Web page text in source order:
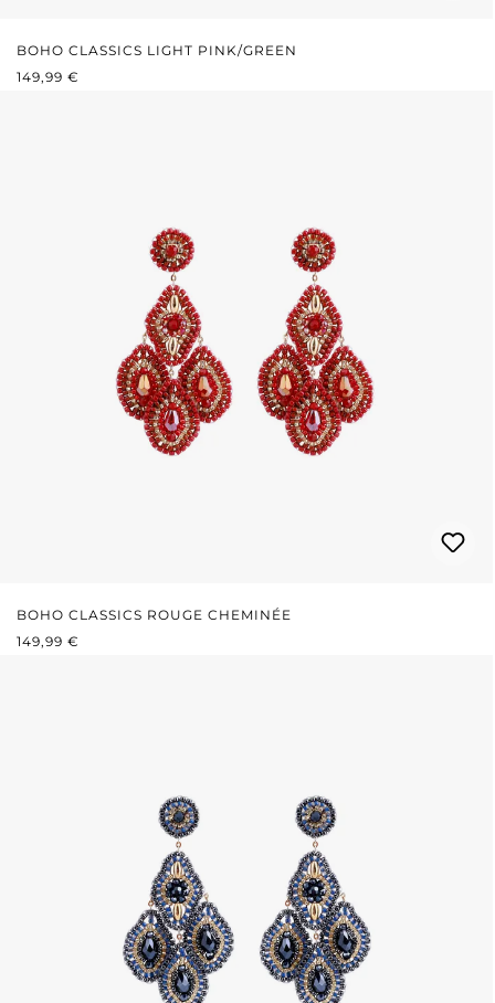
BOHO CLASSICS LIGHT PINK/GREEN
PRIX RÉGULIER :
149,99 €
BOHO CLASSICS ROUGE CHEMINÉE
PRIX RÉGULIER :
149,99 €